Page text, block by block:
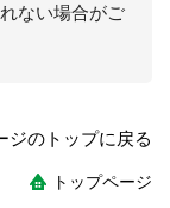
ない場合がご
ジのトップに戻る
トップページ